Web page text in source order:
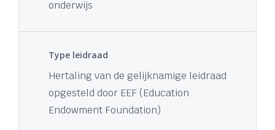
onderwijs
Type leidraad
Hertaling van de gelijknamige leidraad
opgesteld door EEF (Education
Endowment Foundation)